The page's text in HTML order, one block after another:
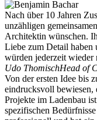
Nach über 10 Jahren
unzähligen
Architektin wünschen.
Liebe zum Detail haben
würden jederzeit wieder
Udo ThomischHead of
Von der ersten Idee bis
eindrucksvoll bewiesen,
Projekte im Ladenbau
spezifischen